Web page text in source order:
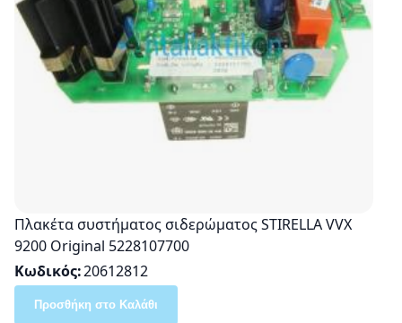
Πλακέτα συστήματος σιδερώματος STIRELLA VVX
9200 Original 5228107700
Κωδικός 20612812
Προσθήκη στο Καλάθι